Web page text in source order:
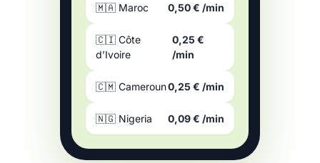
🇲🇦 Maroc 0,50 € /min
🇨🇮 Côte
d’Ivoire
0,25 €
/min
🇨🇲 Cameroun0,25 € /min
🇳🇬 Nigeria 0,09 € /min